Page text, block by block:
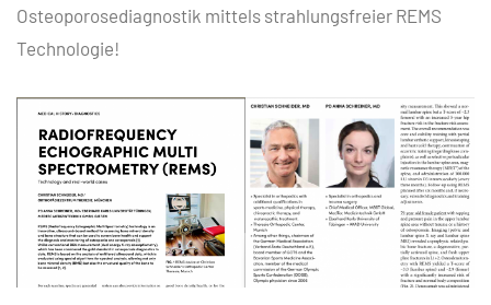
Osteoporosediagnostik mittels strahlungsfreier REMS
Technologie!